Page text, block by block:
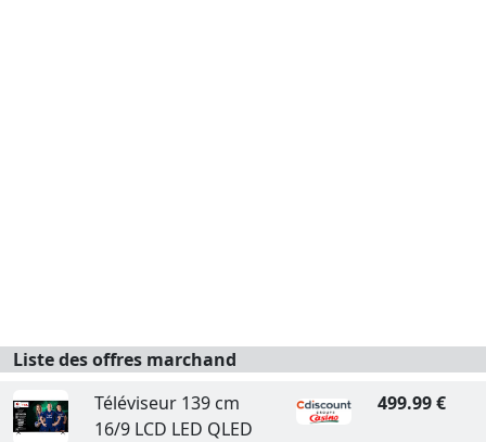
Liste des offres marchand
Téléviseur 139 cm
16/9 LCD LED QLED
499.99 €